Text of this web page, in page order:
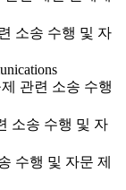
소송 수행 및 자
관련 소송 수행
소송 수행 및 자
수행 및 자문 제